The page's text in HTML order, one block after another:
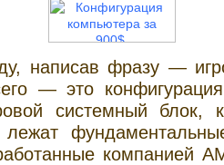
написав фразу —
— это
системный блок,
лежат
компанией